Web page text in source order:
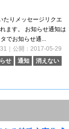
たりメッセージリクエ
ます。 お知らせ通知は
でお知らせ通...
｜公開：2017-05-29
せ
通知 消えない